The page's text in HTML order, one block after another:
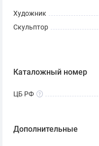
Художник
Скульптор
Каталожный номер
ЦБ РФ
Дополнительные